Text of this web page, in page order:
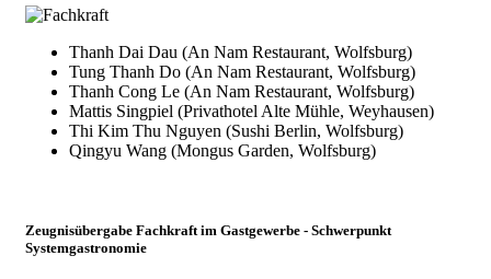
Thanh Dai Dau (An Nam Restaurant, Wolfsburg)
Tung Thanh Do (An Nam Restaurant, Wolfsburg)
Thanh Cong Le (An Nam Restaurant, Wolfsburg)
Mattis Singpiel (Privathotel Alte Mühle, Weyhausen)
Thi Kim Thu Nguyen (Sushi Berlin, Wolfsburg)
Qingyu Wang (Mongus Garden, Wolfsburg)
Zeugnisübergabe Fachkraft im Gastgewerbe - Schwerpunkt
Systemgastronomie